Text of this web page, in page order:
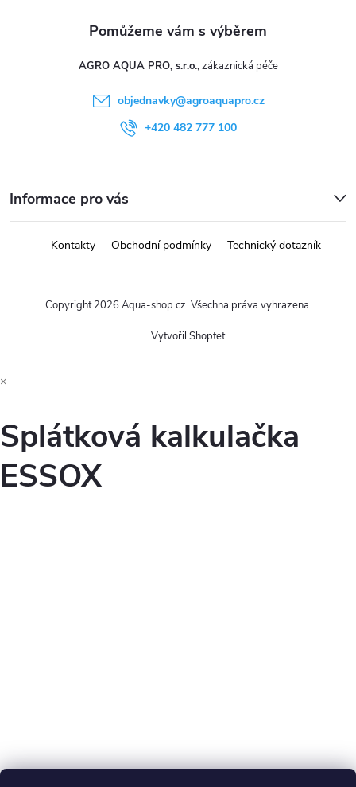
AGRO AQUA PRO, s.r.o.
objednavky@agroaquapro.cz
+420 482 777 100
Informace pro vás
Kontakty Obchodní podmínky Technický dotazník
Vytvořil Shoptet
Copyright 2026 Aqua-shop.cz. Všechna práva vyhrazena.
×
Splátková kalkulačka
ESSOX